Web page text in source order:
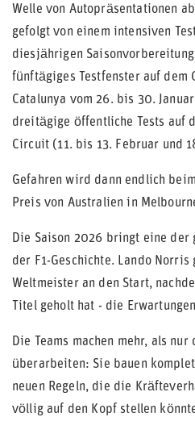
Welle von Autopräsentationen
gefolgt von einem intensiven
diesjährigen
fünftägiges Testfenster auf dem
Catalunya vom 26. bis 30.
dreitägige öffentliche Tests auf
Circuit (11. bis 13. Februar und
Gefahren wird dann endlich
Preis von Australien in
Die Saison 2026 bringt eine der
der F1-Geschichte. Lando
Weltmeister an den Start,
Titel geholt hat - die
Die Teams machen mehr, als
überarbeiten: Sie bauen
neuen Regeln, die die
völlig auf den Kopf stellen